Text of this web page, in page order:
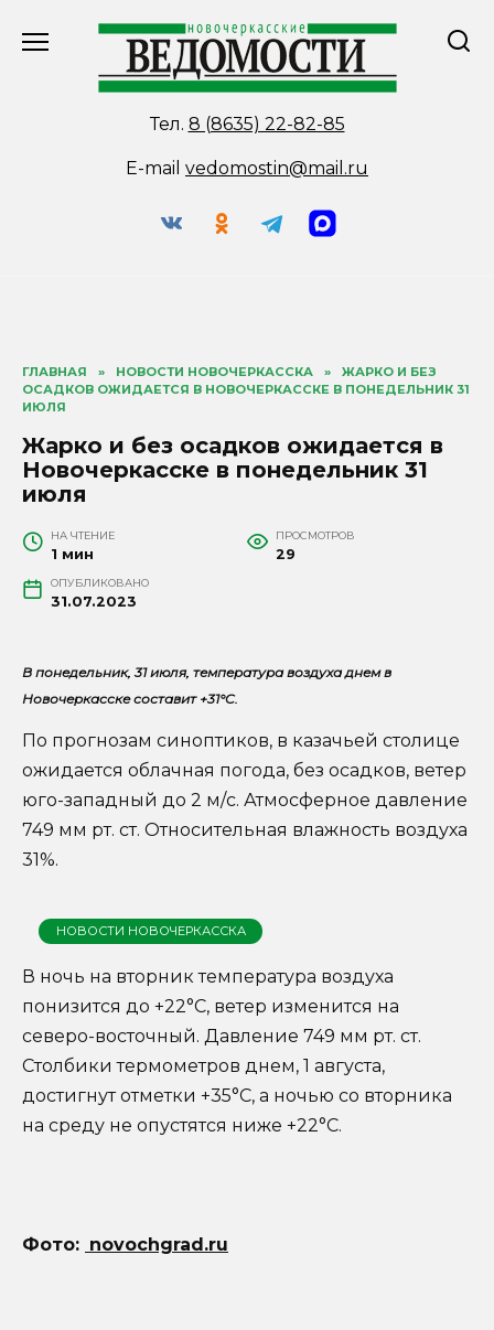
Тел. 8 (8635) 22-82-85
E-mail vedomostin@mail.ru
ГЛАВНАЯ » НОВОСТИ НОВОЧЕРКАССКА »
ЖАРКО И БЕЗ
ОСАДКОВ ОЖИДАЕТСЯ В НОВОЧЕРКАССКЕ В ПОНЕДЕЛЬНИК 31
ИЮЛЯ
Жарко и без осадков ожидается в
Новочеркасске в понедельник 31
июля
НА ЧТЕНИЕ
1 мин
ПРОСМОТРОВ
29
ОПУБЛИКОВАНО
31.07.2023
В понедельник, 31 июля, температура воздуха днем в
Новочеркасске составит +31°C.
По прогнозам синоптиков, в казачьей столице
ожидается облачная погода, без осадков, ветер
юго-западный до 2 м/с. Атмосферное давление
749 мм рт. ст. Относительная влажность воздуха
31%.
НОВОСТИ НОВОЧЕРКАССКА
В ночь на вторник температура воздуха
понизится до +22°C, ветер изменится на
северо-восточный. Давление 749 мм рт. ст.
Столбики термометров днем, 1 августа,
достигнут отметки +35°C, а ночью со вторника
на среду не опустятся ниже +22°C.
Фото: novochgrad.ru